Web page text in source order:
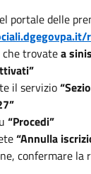
portale delle
trovatea
il servizio
“Procedi”
“Annulla
confermare la